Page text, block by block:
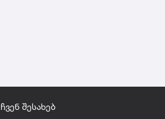
ჩვენ შესახებ